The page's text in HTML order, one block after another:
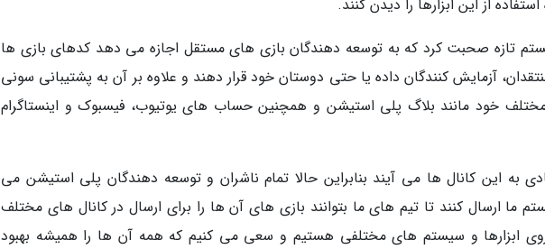
از این ابزارها را دیدن کنند.
تازه صحبت کرد که به توسعه دهندگان بازی های مستقل اجازه می دهد کدهای بازی ها
آزمایش کنندگان داده یا حتی دوستان خود قرار دهند و علاوه بر آن به پشتیبانی سونی
خود مانند بلاگ پلی استیشن و همچنین حساب های یوتیوب، فیسبوک و اینستاگرام
به این کانال ها می آیند بنابراین حالا تمام ناشران و توسعه دهندگان پلی استیشن می
ما ارسال کنند تا تیم های ما بتوانند بازی های آن ها را برای ارسال در کانال های مختلف
ابزارها و سیستم های مختلفی هستیم و سعی می کنیم که همه آن ها را همیشه بهبود